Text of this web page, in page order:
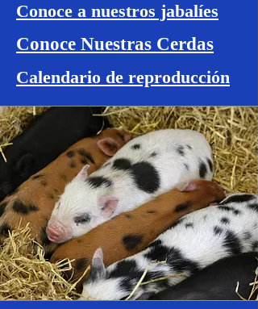
Conoce a nuestros jabalíes
Conoce Nuestras Cerdas
Calendario de reproducción